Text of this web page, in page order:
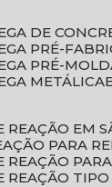
DE
PRÉ-
PRÉ-
METÁLICA
REAÇÃO EM
PARA
REAÇÃO
REAÇÃO